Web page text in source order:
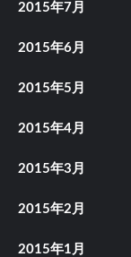
2015年7月
2015年6月
2015年5月
2015年4月
2015年3月
2015年2月
2015年1月